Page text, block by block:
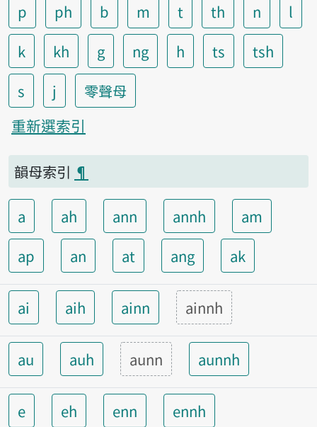
p
ph b m t th n
l
k
kh g ng h ts
tsh
s
j
零聲母
重新選索引
韻母索引 ¶
a ah ann annh
am
ap
an at ang ak
ai aih ainn ainnh
au auh aunn aunnh
e eh enn ennh